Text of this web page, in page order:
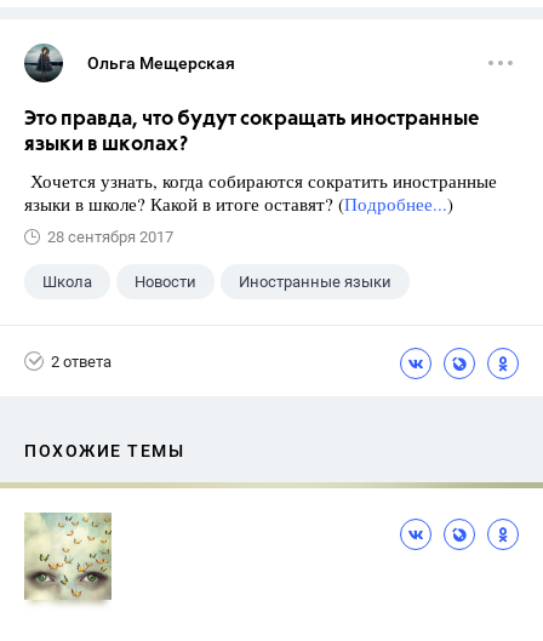
Ольга Мещерская
Это правда, что будут сокращать иностранные
языки в школах?
Хочется узнать, когда собираются сократить иностранные
языки в школе? Какой в итоге оставят? (Подробнее...)
28 сентября 2017
Школа Новости Иностранные языки
2 ответа
ПОХОЖИЕ ТЕМЫ